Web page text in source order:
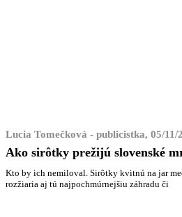
Lucia Tomečková - publicistka, 05/11/
Ako sirôtky prežijú slovenské
Kto by ich nemiloval. Sirôtky kvitnú na jar
rozžiaria aj tú najpochmúrnejšiu záhradu či